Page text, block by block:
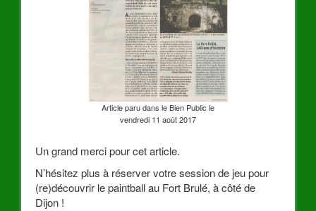
Article paru dans le Bien Public le
vendredi 11 août 2017
Un grand merci pour cet article.
N’hésitez plus à réserver votre session de jeu pour
(re)découvrir le paintball au Fort Brulé, à côté de
Dijon !